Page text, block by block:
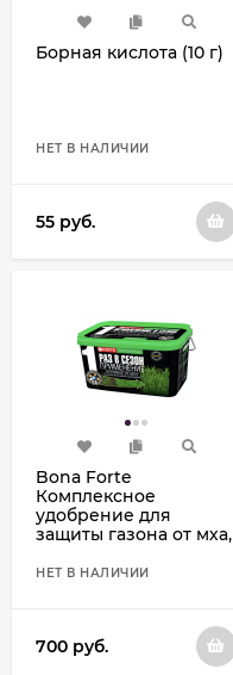
Борная кислота (10 г)
НЕТ В НАЛИЧИИ
55 руб.
Bona Forte
Комплексное
удобрение для
защиты газона от мха,
НЕТ В НАЛИЧИИ
700 руб.